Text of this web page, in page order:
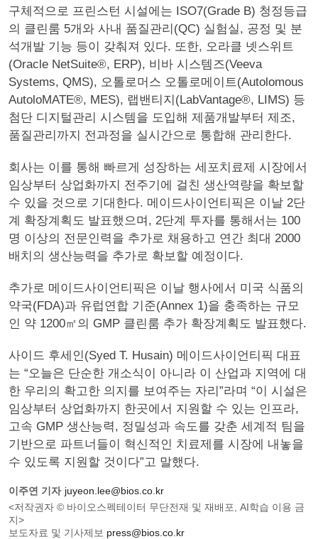
구체적으로 프린스턴 시설에는 ISO7(Grade B) 청정등급
의 클린룸 5개와 사내 품질관리(QC) 실험실, 공정 및 분
석개발 기능 등이 갖춰져 있다. 또한, 오라클 넷스위트
(Oracle NetSuite®, ERP), 비바 시스템즈(Veeva
Systems, QMS), 오톨로머스 오톨로메이트(Autolomous
AutoloMATE®, MES), 랩밴티지(LabVantage®, LIMS) 등
첨단 디지털관리 시스템을 도입해 제품개발부터 제조,
품질관리까지 전과정을 실시간으로 통합해 관리한다.
회사는 이를 통해 빠르게 성장하는 세포치료제 시장에서
임상부터 상업화까지 전주기에 걸친 생산역량을 확보할
수 있을 것으로 기대한다. 메이드사이언티픽은 이날 2단
계 확장계획도 발표했으며, 2단계 투자를 통해서는 100
명 이상의 전문인력을 추가로 채용하고 연간 최대 2000
배치의 생산능력을 추가로 확보할 예정이다.
추가로 메이드사이언티픽은 이날 행사에서 미국 식품의
약국(FDA)과 유럽연합 기준(Annex 1)을 충족하는 규모
인 약 1200㎡의 GMP 클린룸 추가 확장계획도 발표했다.
사이드 후세인(Syed T. Husain) 메이드사이언티픽 대표
는 “오늘은 단순한 개소식이 아니라 이 산업과 지역에 대
한 우리의 확고한 의지를 보여주는 자리”라며 “이 시설은
임상부터 상업화까지 한곳에서 지원할 수 있는 인프라,
고속 GMP 생산능력, 정밀성과 속도를 갖춘 세계적 팀을
기반으로 파트너들이 혁신적인 치료제를 시장에 내놓을
수 있도록 지원할 것이다”고 말했다.
이주연 기자 juyeon.lee@bios.co.kr
<저작권자 © 바이오스펙테이터 무단전재 및 재배포, AI학습 이용 금
지>
보도자료 및 기사제보 press@bios.co.kr